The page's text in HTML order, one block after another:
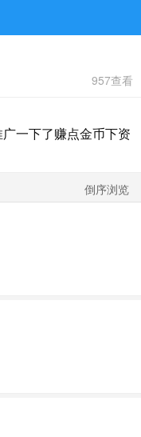
957查看
一下了赚点金币下资
倒序浏览